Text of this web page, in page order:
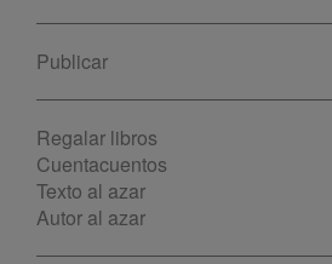
Publicar
Regalar libros
Cuentacuentos
Texto al azar
Autor al azar